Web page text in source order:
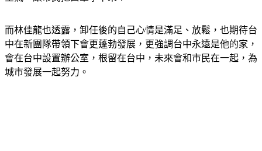
中在新團隊帶領下會更蓬勃發展，更強調台中永遠是他的家，
會在台中設置辦公室，根留在台中，未來會和市民在一起，為
城市發展一起努力。